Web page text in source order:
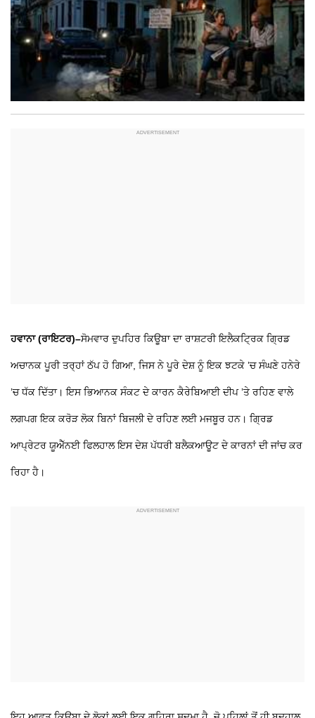
ਹਵਾਨਾ (ਰਾਇਟਰ)–ਸੋਮਵਾਰ ਦੁਪਹਿਰ ਕਿਊਬਾ ਦਾ ਰਾਸ਼ਟਰੀ ਇਲੈਕਟ੍ਰਿਕ ਗ੍ਰਿਡ
ਅਚਾਨਕ ਪੂਰੀ ਤਰ੍ਹਾਂ ਠੱਪ ਹੋ ਗਿਆ, ਜਿਸ ਨੇ ਪੂਰੇ ਦੇਸ਼ ਨੂੰ ਇਕ ਝਟਕੇ ’ਚ ਸੰਘਣੇ ਹਨੇਰੇ
’ਚ ਧੱਕ ਦਿੱਤਾ। ਇਸ ਭਿਆਨਕ ਸੰਕਟ ਦੇ ਕਾਰਨ ਕੈਰੇਬਿਆਈ ਦੀਪ ’ਤੇ ਰਹਿਣ ਵਾਲੇ
ਲਗਪਗ ਇਕ ਕਰੋੜ ਲੋਕ ਬਿਨਾਂ ਬਿਜਲੀ ਦੇ ਰਹਿਣ ਲਈ ਮਜਬੂਰ ਹਨ। ਗ੍ਰਿਡ
ਆਪ੍ਰੇਟਰ ਯੂਐੱਨਈ ਫਿਲਹਾਲ ਇਸ ਦੇਸ਼ ਪੱਧਰੀ ਬਲੈਕਆਊਟ ਦੇ ਕਾਰਨਾਂ ਦੀ ਜਾਂਚ ਕਰ
ਰਿਹਾ ਹੈ।